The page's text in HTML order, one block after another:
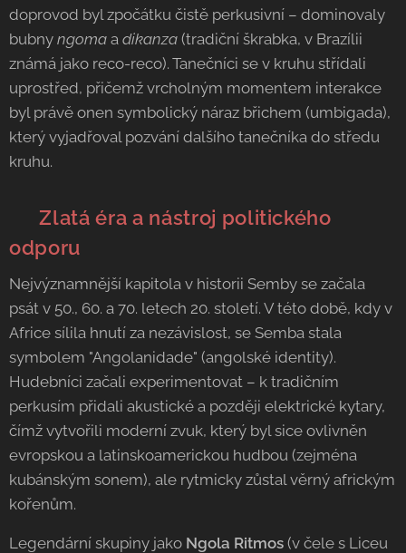
doprovod byl zpočátku čistě perkusivní – dominovaly
bubny ngoma a dikanza (tradiční škrabka, v Brazílii
známá jako reco-reco). Tanečníci se v kruhu střídali
uprostřed, přičemž vrcholným momentem interakce
byl právě onen symbolický náraz břichem (umbigada),
který vyjadřoval pozvání dalšího tanečníka do středu
kruhu.
✊ Zlatá éra a nástroj politického
odporu
Nejvýznamnější kapitola v historii Semby se začala
psát v 50., 60. a 70. letech 20. století. V této době, kdy v
Africe sílila hnutí za nezávislost, se Semba stala
symbolem "Angolanidade" (angolské identity).
Hudebníci začali experimentovat – k tradičním
perkusím přidali akustické a později elektrické kytary,
čímž vytvořili moderní zvuk, který byl sice ovlivněn
evropskou a latinskoamerickou hudbou (zejména
kubánským sonem), ale rytmicky zůstal věrný africkým
kořenům.
Legendární skupiny jako Ngola Ritmos (v čele s Liceu